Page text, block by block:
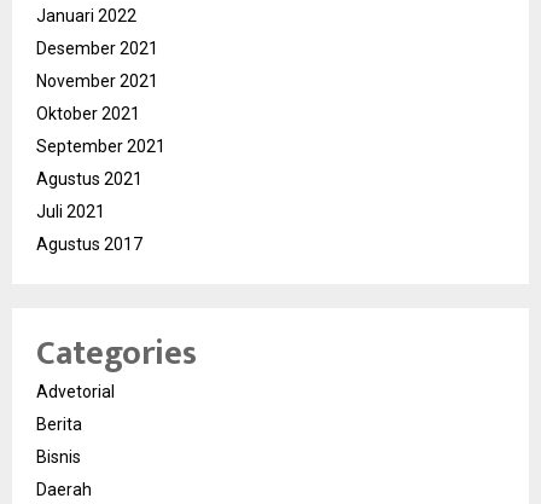
Januari 2022
Desember 2021
November 2021
Oktober 2021
September 2021
Agustus 2021
Juli 2021
Agustus 2017
Categories
Advetorial
Berita
Bisnis
Daerah